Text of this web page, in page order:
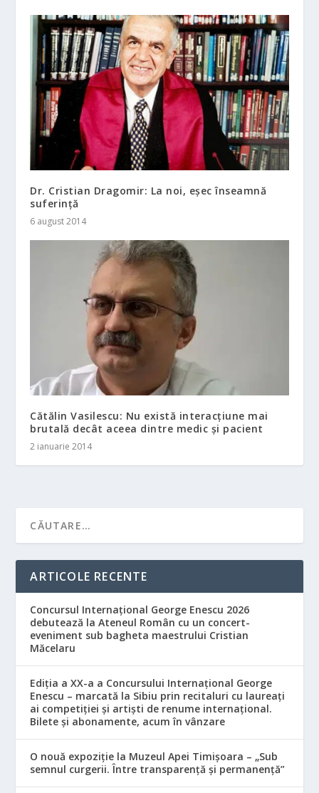
Dr. Cristian Dragomir: La noi, eșec înseamnă
suferință
6 august 2014
Cătălin Vasilescu: Nu există interacţiune mai
brutală decât aceea dintre medic şi pacient
2 ianuarie 2014
ARTICOLE RECENTE
Concursul Internațional George Enescu 2026
debutează la Ateneul Român cu un concert-
eveniment sub bagheta maestrului Cristian
Măcelaru
Ediția a XX-a a Concursului Internațional George
Enescu – marcată la Sibiu prin recitaluri cu laureați
ai competiției și artiști de renume internațional.
Bilete și abonamente, acum în vânzare
O nouă expoziție la Muzeul Apei Timișoara – „Sub
semnul curgerii. Între transparență și permanență”